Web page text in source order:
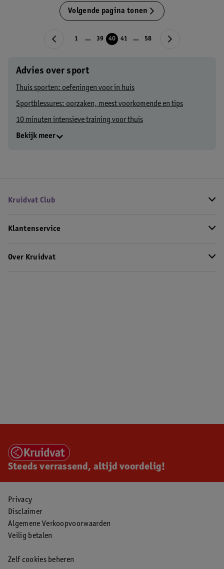
Volgende pagina tonen
1 ... 39 40 41 ... 58
Advies over sport
Thuis sporten: oefeningen voor in huis
Sportblessures: oorzaken, meest voorkomende en tips
10 minuten intensieve training voor thuis
Bekijk meer
Kruidvat Club
Klantenservice
Over Kruidvat
Steeds verrassend, altijd voordelig!
Privacy
Disclaimer
Algemene Verkoopvoorwaarden
Veilig betalen
Zelf cookies beheren